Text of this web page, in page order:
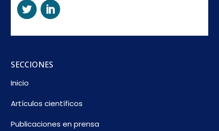
SECCIONES
Inicio
Artículos científicos
Publicaciones en prensa